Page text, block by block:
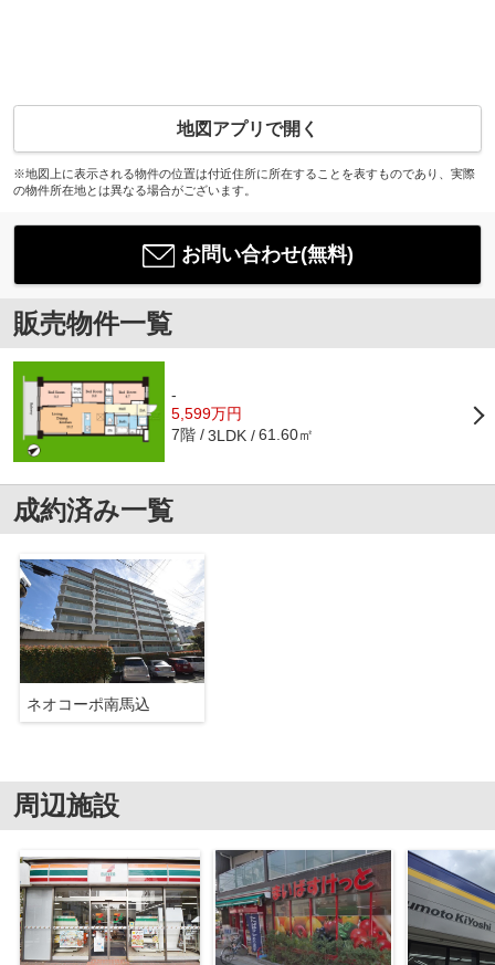
地図アプリで開く
※地図上に表示される物件の位置は付近住所に所在することを表すものであり、実際
の物件所在地とは異なる場合がございます。
お問い合わせ(無料)
販売物件一覧
-
5,599万円
7階 3LDK 61.60㎡
成約済み一覧
ネオコーポ南馬込
周辺施設